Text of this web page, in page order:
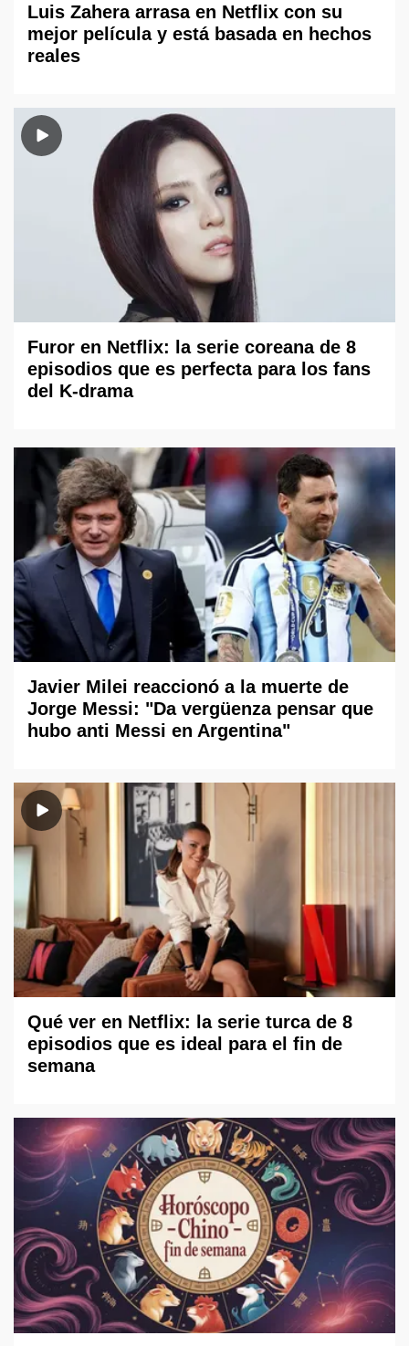
Luis Zahera arrasa en Netflix con su
mejor película y está basada en hechos
reales
Furor en Netflix: la serie coreana de 8
episodios que es perfecta para los fans
del K-drama
Javier Milei reaccionó a la muerte de
Jorge Messi: "Da vergüenza pensar que
hubo anti Messi en Argentina"
Qué ver en Netflix: la serie turca de 8
episodios que es ideal para el fin de
semana